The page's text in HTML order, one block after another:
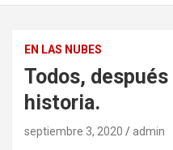
EN LAS NUBES
Todos,
historia.
septiembre 3, 2020 admin